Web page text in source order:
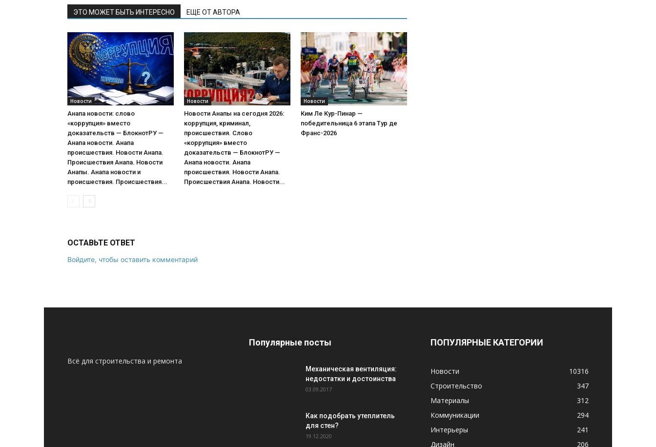
ЭТО МОЖЕТ БЫТЬ ИНТЕРЕСНО ЕЩЕ ОТ АВТОРА
Новости
Анапа новости: слово
«коррупция» вместо
доказательств — БлокнотРУ —
Анапа новости. Анапа
происшествия. Новости Анапа.
Происшествия Анапа. Новости
Анапы. Анапа новости и
происшествия. Происшествия...
Новости
Новости Анапы на сегодня 2026:
коррупция, криминал,
происшествия. Слово
«коррупция» вместо
доказательств — БлокнотРУ —
Анапа новости. Анапа
происшествия. Новости Анапа.
Происшествия Анапа. Новости...
Новости
Ким Ле Кур-Пинар —
победительница 6 этапа Тур де
Франс-2026
ОСТАВЬТЕ ОТВЕТ
Войдите, чтобы оставить комментарий
Всё для строительства и ремонта
Популярные посты
Механическая вентиляция:
недостатки и достоинства
03.09.2017
Как подобрать утеплитель
для стен?
19.12.2020
ПОПУЛЯРНЫЕ КАТЕГОРИИ
Новости
10316
Строительство
347
Материалы
312
Коммуникации
294
Интерьеры
241
Дизайн
206